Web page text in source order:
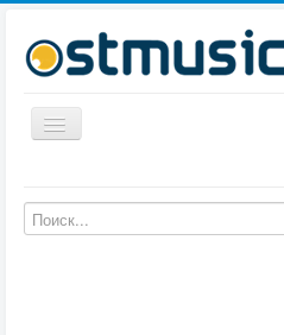
Включить/выключить навигацию
Музыка из мультфильмов